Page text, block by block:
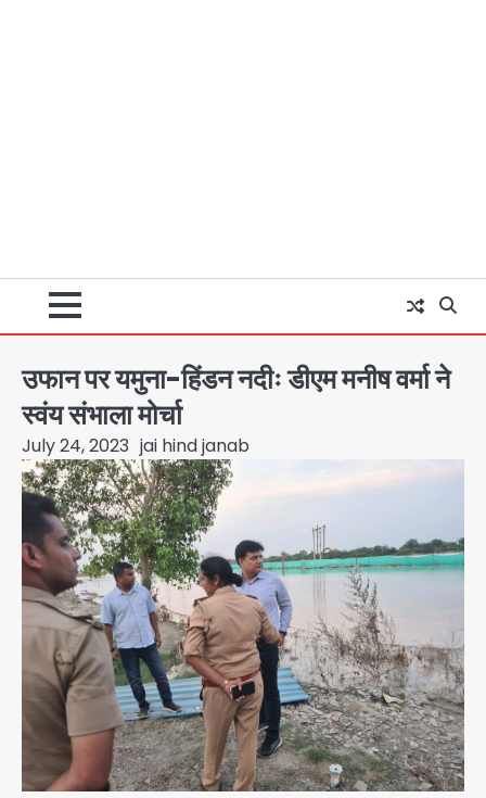
उफान पर यमुना-हिंडन नदीः डीएम मनीष वर्मा ने
स्वंय संभाला मोर्चा
July 24, 2023 jai hind janab